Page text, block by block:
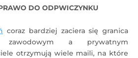
DO ODPWICZYNKU
coraz bardziej zaciera się granica
zawodowym a prywatnym
otrzymują wiele maili, na które